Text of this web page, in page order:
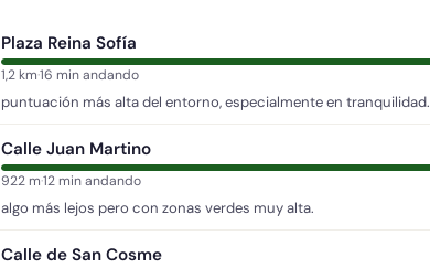
Plaza Reina Sofía
1,2 km·16 min andando
puntuación más alta del entorno, especialmente en tranquilidad.
Calle Juan Martino
922 m·12 min andando
algo más lejos pero con zonas verdes muy alta.
Calle de San Cosme